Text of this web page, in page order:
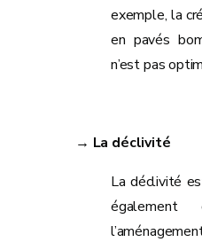
exemple, la
en pavés
n’est pas
→ La déclivité
La déclivité